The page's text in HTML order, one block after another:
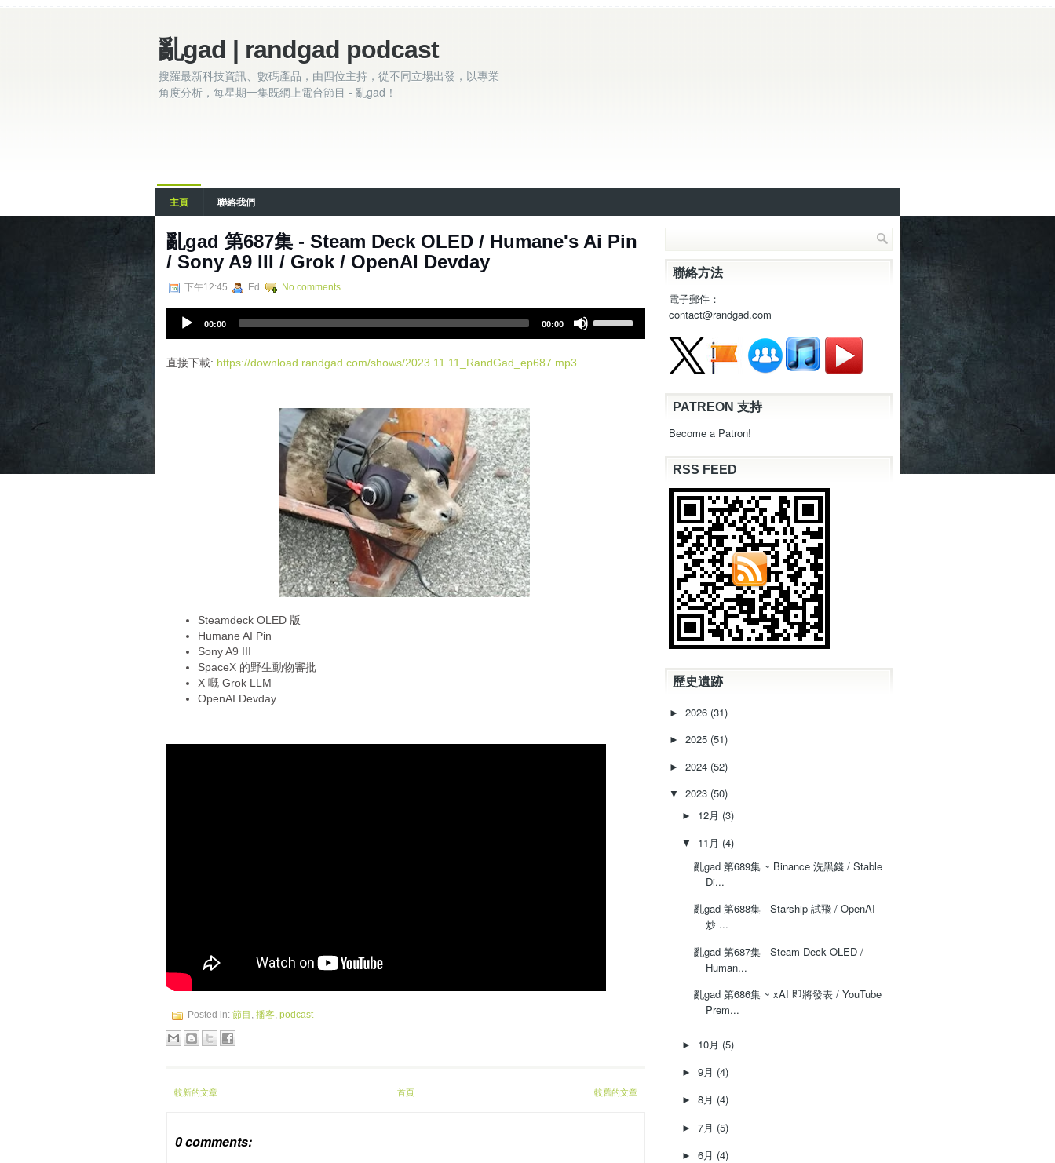
亂gad | randgad podcast
搜羅最新科技資訊、數碼產品，由四位主持，從不同立場出發，以專業
角度分析，每星期一集既網上電台節目 - 亂gad！
主頁 聯絡我們
亂‌‌‌gad‌‌‌ ‌‌‌‌‌第‌‌‌687集 - Steam Deck OLED / Humane's Ai Pin
/ Sony A9 III / Grok / OpenAI Devday
下午12:45 Ed No comments
i
00:00 00:00
s
m
直接下載: https://download.randgad.com/shows/2023.11.11_RandGad_ep687.mp3
Steamdeck OLED 版
Humane AI Pin
Sony A9 III
SpaceX 的野生動物審批
X 嘅 Grok LLM
OpenAI Devday
Posted in: 節目 , 播客, podcast
較新的文章 較舊的文章
首頁
0 comments:
聯絡方法
電子郵件：
contact@randgad.com
PATREON 支持
Become a Patron!
RSS FEED
歷史遺跡
► 2026 (31)
► 2025 (51)
► 2024 (52)
▼ 2023 (50)
► 12月 (3)
▼ 11月 (4)
亂‌‌‌gad‌‌‌ ‌‌‌‌‌第‌‌‌689集 ~ Binance 洗黑錢 / Stable
Di...
亂‌‌‌gad‌‌‌ ‌‌‌‌‌第‌‌‌688集 - Starship 試飛 / OpenAI
炒 ...
亂‌‌‌gad‌‌‌ ‌‌‌‌‌第‌‌‌687集 - Steam Deck OLED /
Human...
亂‌‌‌gad‌‌‌ ‌‌‌‌‌第‌‌‌686集 ~ xAI 即將發表 / YouTube
Prem...
► 10月 (5)
► 9月 (4)
► 8月 (4)
► 7月 (5)
► 6月 (4)